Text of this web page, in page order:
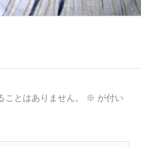
とはありません。 ※ が付い